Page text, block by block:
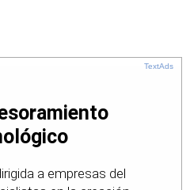
TextAds
a empresas del